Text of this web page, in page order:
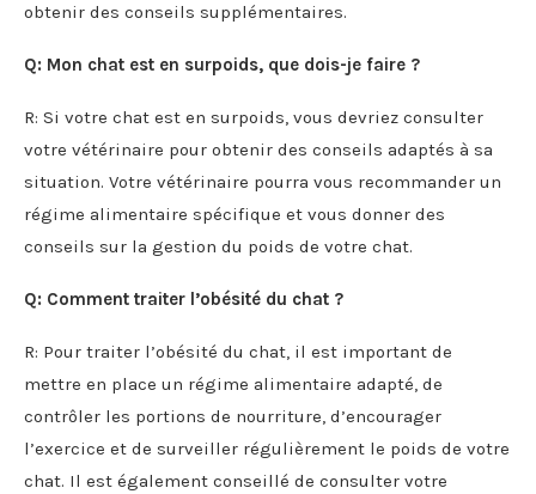
obtenir des conseils supplémentaires.
Q: Mon chat est en surpoids, que dois-je faire ?
R: Si votre chat est en surpoids, vous devriez consulter
votre vétérinaire pour obtenir des conseils adaptés à sa
situation. Votre vétérinaire pourra vous recommander un
régime alimentaire spécifique et vous donner des
conseils sur la gestion du poids de votre chat.
Q: Comment traiter l’obésité du chat ?
R: Pour traiter l’obésité du chat, il est important de
mettre en place un régime alimentaire adapté, de
contrôler les portions de nourriture, d’encourager
l’exercice et de surveiller régulièrement le poids de votre
chat. Il est également conseillé de consulter votre